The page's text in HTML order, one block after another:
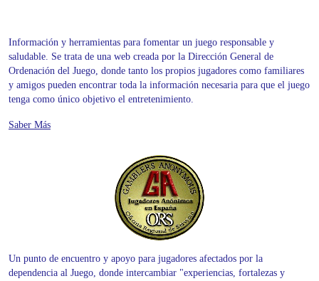
Información y herramientas para fomentar un juego responsable y
saludable. Se trata de una web creada por la Dirección General de
Ordenación del Juego, donde tanto los propios jugadores como familiares
y amigos pueden encontrar toda la información necesaria para que el juego
tenga como único objetivo el entretenimiento.
Saber Más
Un punto de encuentro y apoyo para jugadores afectados por la
dependencia al Juego, donde intercambiar "experiencias, fortalezas y